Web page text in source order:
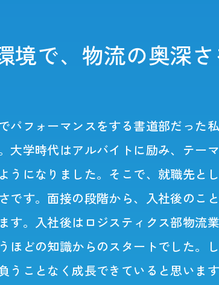
で、物流の奥深さ
パフォーマンスをする書道部だった
大学時代はアルバイトに励み、テー
うになりました。そこで、就職先と
です。面接の段階から、入社後のこ
す。入社後はロジスティクス部物流
どの知識からのスタートでした。
うことなく成長できていると思いま